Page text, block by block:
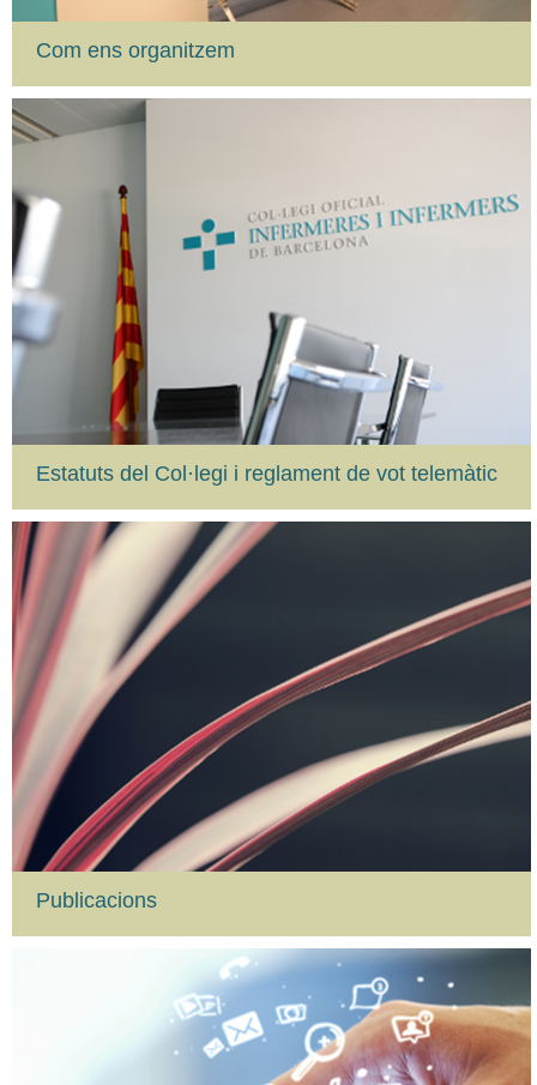
Com ens organitzem
Estatuts del Col·legi i reglament de vot telemàtic
Publicacions